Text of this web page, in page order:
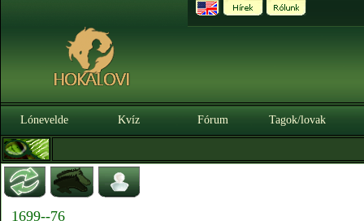
Lónevelde Kvíz Fórum Tagok/lovak
1699--76